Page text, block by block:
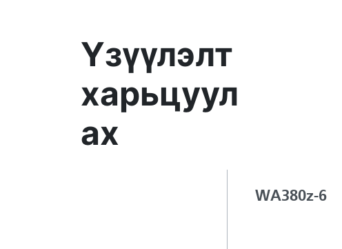
Үзүүлэлт
харьцуул
ах
WA380z-6